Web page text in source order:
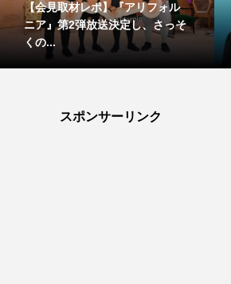
【会見取材レポ】『アリフォル
ニア』第2弾放送決定し、さっそ
くの...
スポンサーリンク